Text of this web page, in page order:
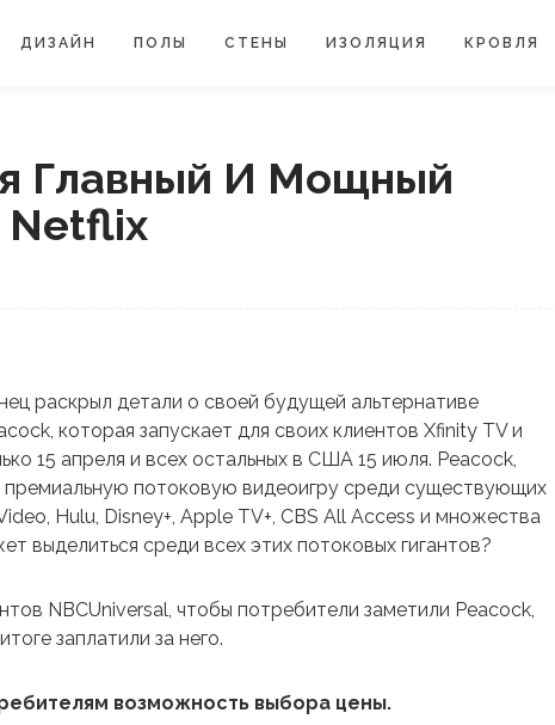
ДИЗАЙН ПОЛЫ СТЕНЫ ИЗОЛЯЦИЯ КРОВЛЯ
Главный И Мощный
Netflix
раскрыл детали о своей будущей альтернативе
которая запускает для своих клиентов Xfinity TV и
15 апреля и всех остальных в США 15 июля. Peacock,
потоковую видеоигру среди существующих
Hulu, Disney+, Apple TV+, CBS All Access и множества
выделиться среди всех этих потоковых гигантов?
NBCUniversal, чтобы потребители заметили Peacock,
заплатили за него.
возможность выбора цены.